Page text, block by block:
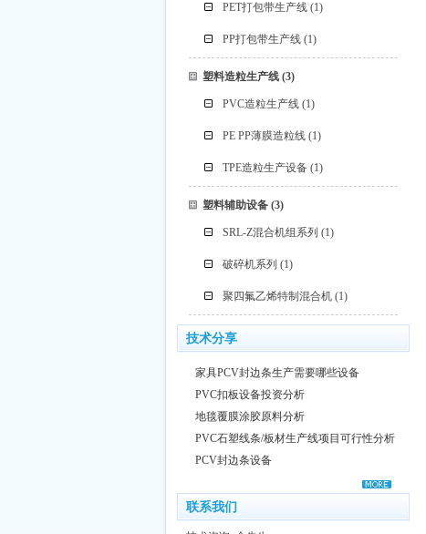
PET打包带生产线 (1)
PP打包带生产线 (1)
塑料造粒生产线(3)
PVC造粒生产线 (1)
PE PP薄膜造粒线 (1)
TPE造粒生产设备 (1)
塑料辅助设备(3)
SRL-Z混合机组系列 (1)
破碎机系列 (1)
聚四氟乙烯特制混合机 (1)
技术分享
家具PCV封边条生产需要哪些设备
PVC扣板设备投资分析
地毯覆膜涂胶原料分析
PVC石塑线条/板材生产线项目可行性分析
PCV封边条设备
联系我们